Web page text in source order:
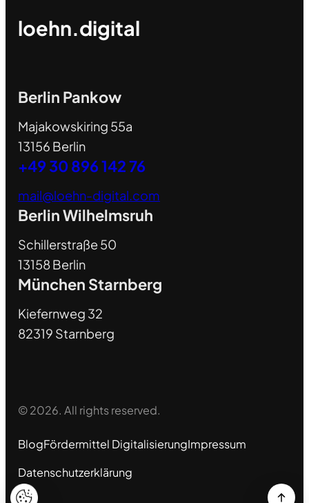
loehn.digital
Berlin Pankow
Majakowskiring 55a
13156 Berlin
+49 30 896 142 76
mail@loehn-digital.com
Berlin Wilhelmsruh
Schillerstraße 50
13158 Berlin
München Starnberg
Kiefernweg 32
82319 Starnberg
© 2026. All rights reserved.
BlogFördermittel DigitalisierungImpressum
Datenschutzerklärung